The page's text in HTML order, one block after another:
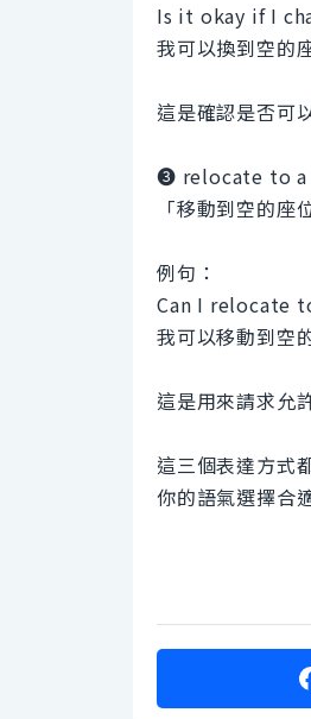
Is it okay if I
我可以換到空的
這是確認是否可
❸ relocate to a
「移動到空的
例句：
Can I relocate
我可以移動到空
這是用來請求允
這三個表達方式
你的語氣選擇合